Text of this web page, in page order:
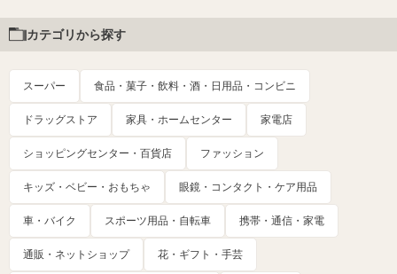
カテゴリから探す
スーパー 食品・菓子・飲料・酒・日用品・コンビニ
ドラッグストア 家具・ホームセンター 家電店
ショッピングセンター・百貨店 ファッション
キッズ・ベビー・おもちゃ 眼鏡・コンタクト・ケア用品
車・バイク スポーツ用品・自転車 携帯・通信・家電
通販・ネットショップ 花・ギフト・手芸